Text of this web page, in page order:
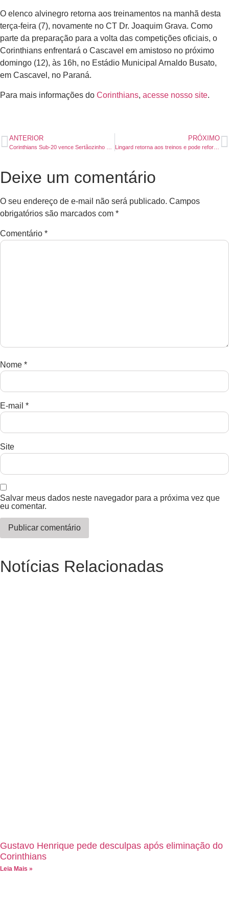
O elenco alvinegro retorna aos treinamentos na manhã desta
terça-feira (7), novamente no CT Dr. Joaquim Grava. Como
parte da preparação para a volta das competições oficiais, o
Corinthians enfrentará o Cascavel em amistoso no próximo
domingo (12), às 16h, no Estádio Municipal Arnaldo Busato,
em Cascavel, no Paraná.
Para mais informações do Corinthians, acesse nosso site.
ANTERIOR PRÓXIMO
Lingard retorna aos treinos e pode reforçar o Corinthians em amistoso
Deixe um comentário
O seu endereço de e-mail não será publicado. Campos
obrigatórios são marcados com *
Comentário *
Nome *
E-mail *
Site
Salvar meus dados neste navegador para a próxima vez que
eu comentar.
Notícias Relacionadas
Gustavo Henrique pede desculpas após eliminação do
Corinthians
Leia Mais »